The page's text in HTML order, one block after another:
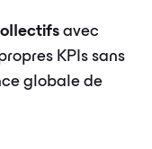
avec
KPIs sans
globale de